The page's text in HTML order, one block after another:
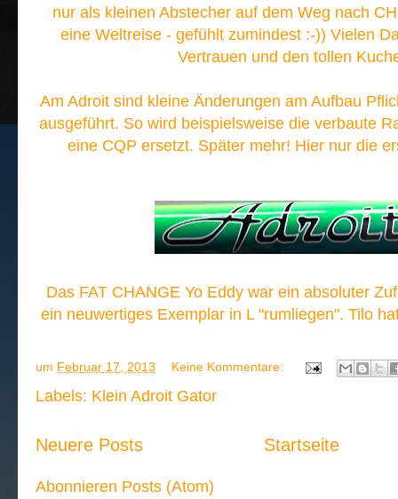
nur als kleinen Abstecher auf dem Weg nach
eine Weltreise - gefühlt zumindest :-)) Vielen
Vertrauen und den tollen
Am Adroit sind kleine Änderungen am Aufbau
ausgeführt. So wird beispielsweise die verbaute
eine CQP ersetzt. Später mehr! Hier nur die
Das FAT CHANGE Yo Eddy war ein absoluter
ein neuwertiges Exemplar in L "rumliegen". Tilo
um Februar 17, 2013 Keine Kommentare:
Labels: Klein Adroit Gator
Neuere Posts Startseite
Abonnieren Posts (Atom)